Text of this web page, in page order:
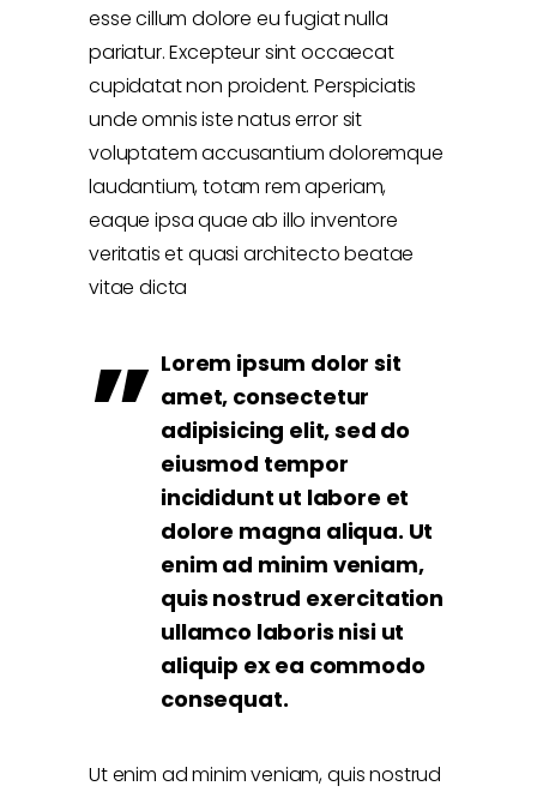
esse cillum dolore eu fugiat nulla
pariatur. Excepteur sint occaecat
cupidatat non proident. Perspiciatis
unde omnis iste natus error sit
voluptatem accusantium doloremque
laudantium, totam rem aperiam,
eaque ipsa quae ab illo inventore
veritatis et quasi architecto beatae
vitae dicta
Lorem ipsum dolor sit
amet, consectetur
adipisicing elit, sed do
eiusmod tempor
incididunt ut labore et
dolore magna aliqua. Ut
enim ad minim veniam,
quis nostrud exercitation
ullamco laboris nisi ut
aliquip ex ea commodo
consequat.
Ut enim ad minim veniam, quis nostrud